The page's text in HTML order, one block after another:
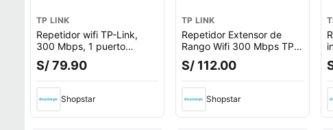
TP LINK
Repetidor wifi TP-Link,
300 Mbps, 1 puerto
ethernet
S/ 79.90
Shopstar
TP LINK
Repetidor Extensor de
Rango Wifi 300 Mbps TP-
LINK TL-WA855RE
S/ 112.00
Shopstar